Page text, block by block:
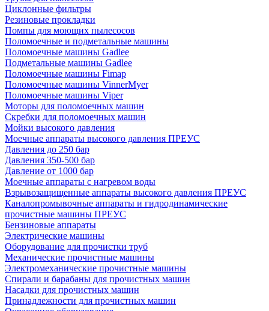
Циклонные фильтры
Резиновые прокладки
Помпы для моющих пылесосов
Поломоечные и подметальные машины
Поломоечные машины Gadlee
Подметальные машины Gadlee
Поломоечные машины Fimap
Поломоечные машины VinnerMyer
Поломоечные машины Viper
Моторы для поломоечных машин
Скребки для поломоечных машин
Мойки высокого давления
Моечные аппараты высокого давления ПРЕУС
Давления до 250 бар
Давления 350-500 бар
Давление от 1000 бар
Моечные аппараты с нагревом воды
Взрывозащищенные аппараты высокого давления ПРЕУС
Каналопромывочные аппараты и гидродинамические
прочистные машины ПРЕУС
Бензиновые аппараты
Электрические машины
Оборудование для прочистки труб
Механические прочистные машины
Электромеханические прочистные машины
Спирали и барабаны для прочистных машин
Насадки для прочистных машин
Принадлежности для прочистных машин